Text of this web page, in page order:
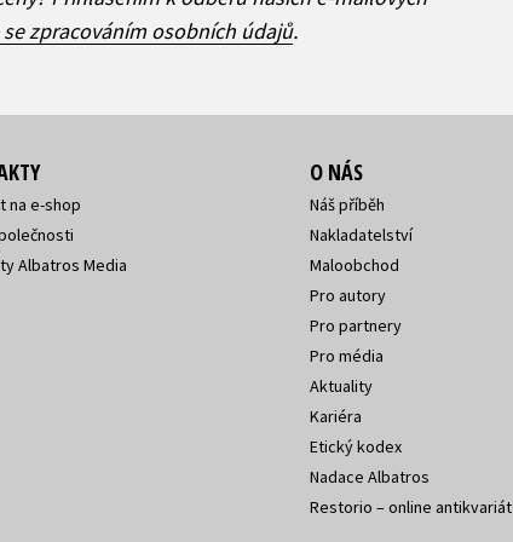
zpracováním osobních údajů.
na e-shop
Albatros Media
O NÁS
Náš příběh
Nakladatelství
Maloobchod
Pro autory
Pro partnery
Pro média
Aktuality
Kariéra
Etický kodex
Nadace Albatros
Restorio – online antikvariát